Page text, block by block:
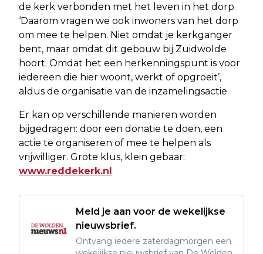
de kerk verbonden met het leven in het dorp.
‘Daarom vragen we ook inwoners van het dorp
om mee te helpen. Niet omdat je kerkganger
bent, maar omdat dit gebouw bij Zuidwolde
hoort. Omdat het een herkenningspunt is voor
iedereen die hier woont, werkt of opgroeit’,
aldus de organisatie van de inzamelingsactie.
Er kan op verschillende manieren worden
bijgedragen: door een donatie te doen, een
actie te organiseren of mee te helpen als
vrijwilliger. Grote klus, klein gebaar:
www.reddekerk.nl
Meld je aan voor de wekelijkse
nieuwsbrief.
Ontvang iedere zaterdagmorgen een